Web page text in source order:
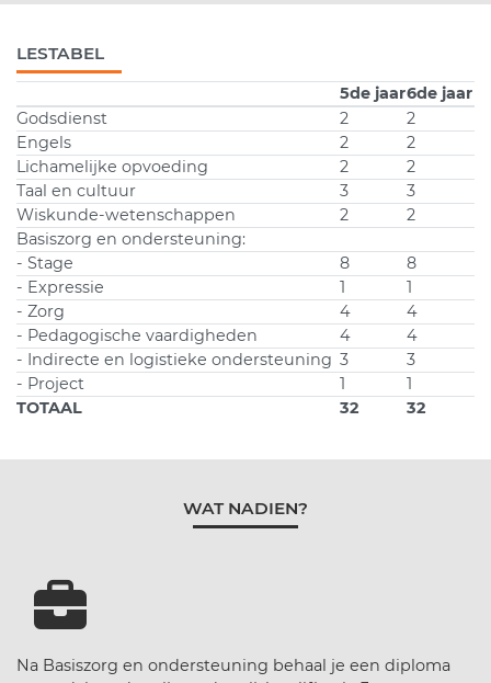
LESTABEL
5de jaar6de jaar
Godsdienst
2
2
Engels
2
2
Lichamelijke opvoeding
2
2
Taal en cultuur
3
3
Wiskunde-wetenschappen
2
2
Basiszorg en ondersteuning:
- Stage
8
8
- Expressie
1
1
- Zorg
4
4
- Pedagogische vaardigheden
4
4
- Indirecte en logistieke ondersteuning 3
3
- Project
1
1
TOTAAL
32 32
WAT NADIEN?
Na Basiszorg en ondersteuning behaal je een diploma